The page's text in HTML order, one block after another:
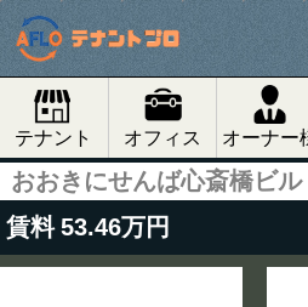
テナント オフィス オーナー
おおきにせんば心斎橋ビル
賃料 53.46万円